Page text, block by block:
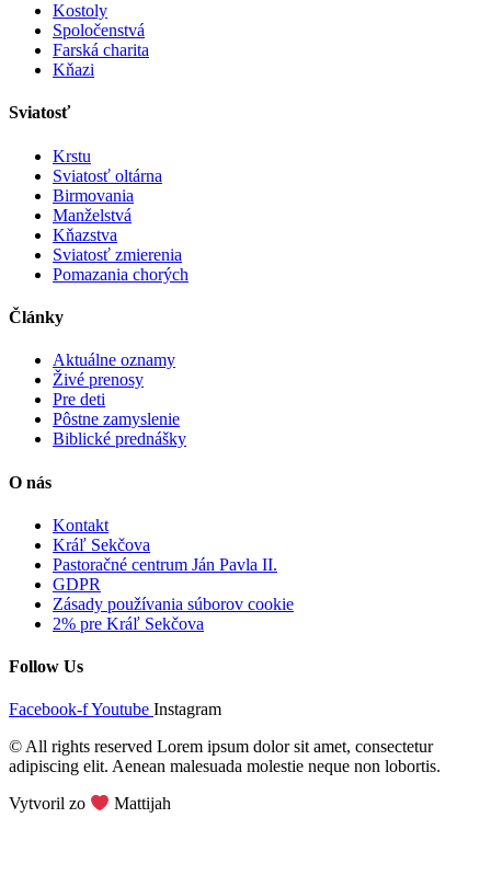
Kostoly
Spoločenstvá
Farská charita
Kňazi
Sviatosť
Krstu
Sviatosť oltárna
Birmovania
Manželstvá
Kňazstva
Sviatosť zmierenia
Pomazania chorých
Články
Aktuálne oznamy
Živé prenosy
Pre deti
Pôstne zamyslenie
Biblické prednášky
O nás
Kontakt
Kráľ Sekčova
Pastoračné centrum Ján Pavla II.
GDPR
Zásady používania súborov cookie
2% pre Kráľ Sekčova
Follow Us
Facebook-fYoutube Instagram
© All rights reserved Lorem ipsum dolor sit amet, consectetur
adipiscing elit. Aenean malesuada molestie neque non lobortis.
Vytvoril zo Mattijah